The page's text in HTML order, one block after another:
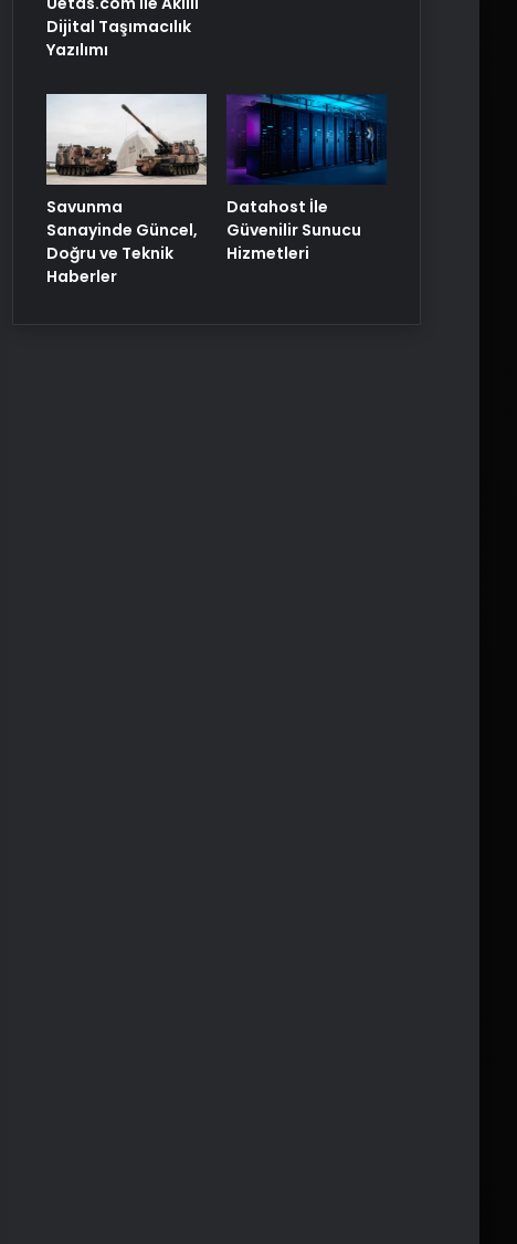
Dijital Taşımacılık
Yazılımı
Savunma
Sanayinde Güncel,
Doğru ve Teknik
Haberler
Datahost İle
Güvenilir Sunucu
Hizmetleri